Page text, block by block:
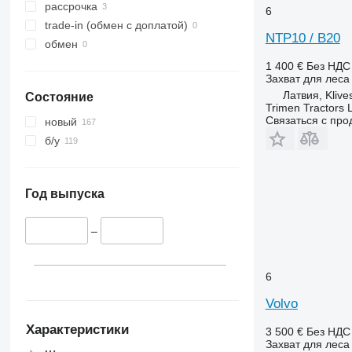
рассрочка
trade-in (обмен с доплатой)
обмен
Состояние
новый
б/у
Год выпуска
–
Характеристики
6
NTP10 / B20
1 400 € Без НДС
Захват для леса
Латвия,
Trimen Tractors
Связаться с
6
Volvo
3 500 € Без НДС
Захват для леса